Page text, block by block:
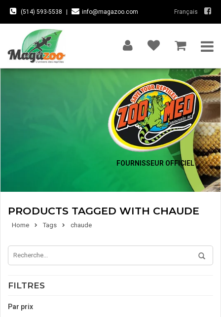
(514) 593-5538 info@magazoo.com Français
FOURNISSEUR OFFICIEL
PRODUCTS TAGGED WITH CHAUDE
Home Tags chaude
FILTRES
Par prix